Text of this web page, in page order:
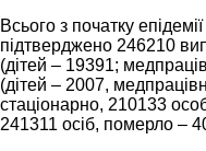
Всього з початку
підтверджено 246210
(дітей – 19391;
(дітей – 2007,
стаціонарно, 210133
241311 осіб, померло –